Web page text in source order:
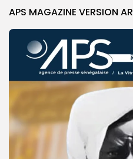
APS MAGAZINE VERSION AR